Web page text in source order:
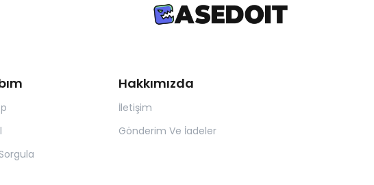
Hakkımızda
İletişim
Gönderim Ve İadeler